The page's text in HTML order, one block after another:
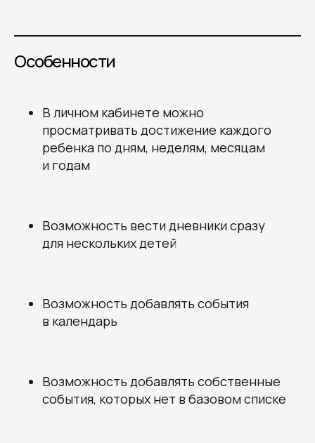
Особенности
В личном кабинете можно
просматривать достижение каждого
ребенка по дням, неделям, месяцам
и годам
Возможность вести дневники сразу
для нескольких детей
Возможность добавлять события
в календарь
Возможность добавлять собственные
события, которых нет в базовом списке
Получите наши
рекомендации, узнайте
Исполнительный
директор
+7 (996) 407-77-74sales@7winds.mobi